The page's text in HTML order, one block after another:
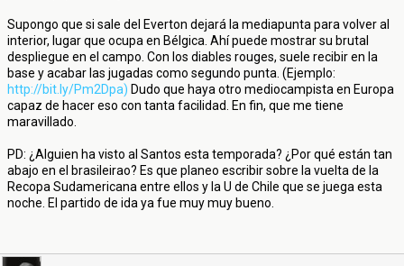
Supongo que si sale del Everton dejará la mediapunta para volver al
interior, lugar que ocupa en Bélgica. Ahí puede mostrar su brutal
despliegue en el campo. Con los diables rouges, suele recibir en la
base y acabar las jugadas como segundo punta. (Ejemplo:
http://bit.ly/Pm2Dpa) Dudo que haya otro mediocampista en Europa
capaz de hacer eso con tanta facilidad. En fin, que me tiene
maravillado.
PD: ¿Alguien ha visto al Santos esta temporada? ¿Por qué están tan
abajo en el brasileirao? Es que planeo escribir sobre la vuelta de la
Recopa Sudamericana entre ellos y la U de Chile que se juega esta
noche. El partido de ida ya fue muy muy bueno.